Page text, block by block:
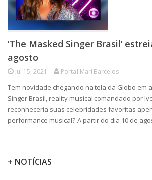
‘The Masked Singer Brasil’
agosto
jul 15, 2021 Portal Mari Barcelos
Tem novidade chegando na tela da Globo em
Singer Brasil, reality musical comandado por
reconheceria suas celebridades favoritas
performance musical? A partir do dia 10 de
+ NOTÍCIAS